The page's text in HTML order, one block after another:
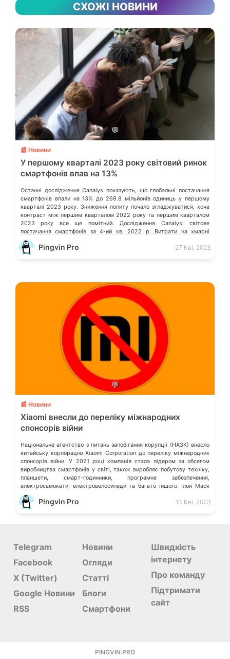
СХОЖІ НОВИНИ
💬
📰 Новини
У першому кварталі 2023 року світовий ринок
смартфонів впав на 13%
Останні дослідження Canalys показують, що глобальні постачання
смартфонів впали на 13% до 269.8 мільйонів одиниць у першому
кварталі 2023 року. Зниження попиту почало згладжуватися, хоча
контраст між першим кварталом 2022 року та першим кварталом
2023 року все ще помітний. Дослідження Canalys: світове
постачання смартфонів за 4-ий кв. 2022 р. Витрати на хмарні
послуги в усьому […]
Pingvin Pro 27 Кві, 2023
💬
📰 Новини
Xiaomi внесли до переліку міжнародних
спонсорів війни
Національне агентство з питань запобігання корупції (НАЗК) внесло
китайську корпорацію Xiaomi Corporation до переліку міжнародних
спонсорів війни. У 2021 році компанія стала лідером за обсягом
виробництва смартфонів у світі, також виробляє побутову техніку,
планшети, смарт-годинники, програмне забезпечення,
електросамокати, електровелосипеди та багато іншого. Ілон Маск
відмовився видаляти твіт мєдвєдєва про «зникнення України»
Microsoft більше не обслуговує […]
Pingvin Pro 13 Кві, 2023
Telegram
Facebook
X (Twitter)
Google Новини
RSS
Новини
Огляди
Статті
Блоги
Смартфони
Швидкість
інтернету
Про команду
Підтримати
сайт
PINGVIN.PRO